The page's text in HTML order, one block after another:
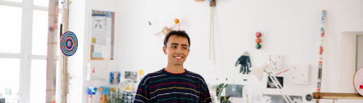
MAGAZINE
ESPACES DE PRATIQUE ARTISTIQUE ↓